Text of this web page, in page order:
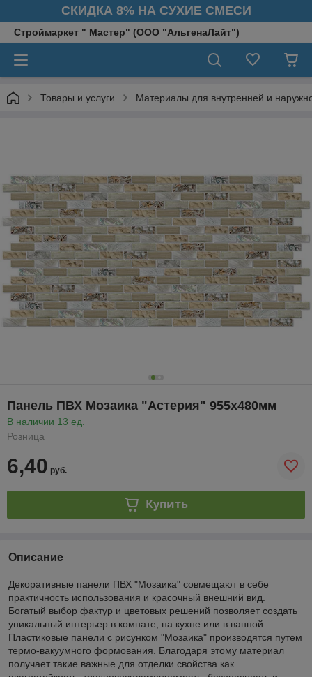
СКИДКА 8% НА СУХИЕ СМЕСИ
Строймаркет " Мастер" (ООО "АльгенаЛайт")
Товары и услуги Материалы для внутренней и
Панель ПВХ Мозаика "Астерия" 955х480мм
В наличии 13 ед.
Розница
6,40 руб.
Купить
Описание
Декоративные панели ПВХ "Мозаика" совмещают в себе
практичность использования и красочный внешний вид.
Богатый выбор фактур и цветовых решений позволяет создать
уникальный интерьер в комнате, на кухне или в ванной.
Пластиковые панели с рисунком "Мозаика" производятся путем
термо-вакуумного формования. Благодаря этому материал
получает такие важные для отделки свойства как